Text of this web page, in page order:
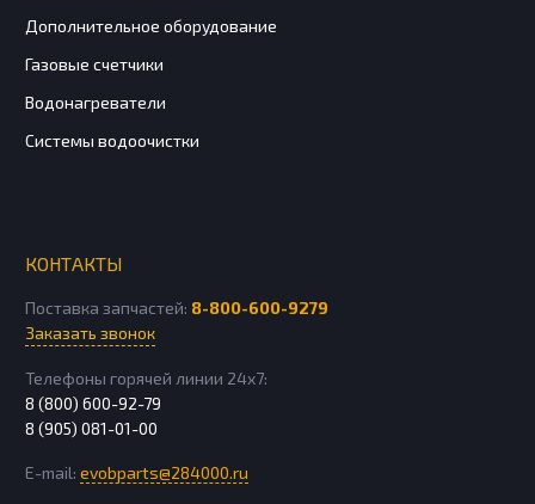
Дополнительное оборудование
Газовые счетчики
Водонагреватели
Системы водоочистки
КОНТАКТЫ
Поставка запчастей: 8-800-600-9279
Заказать звонок
Телефоны горячей линии 24х7:
8 (800) 600-92-79
8 (905) 081-01-00
E-mail: evobparts@284000.ru